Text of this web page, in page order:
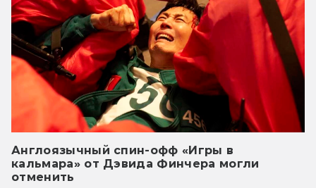
Англоязычный спин-офф «Игры в
кальмара» от Дэвида Финчера могли
отменить